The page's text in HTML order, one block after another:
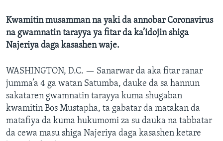
Kwamitin musamman na yaki da annobar Coronavirus
na gwamnatin tarayya ya fitar da ka’idojin shiga
Najeriya daga kasashen waje.
WASHINGTON, D.C. — Sanarwar da aka fitar ranar
jumma’a 4 ga watan Satumba, dauke da sa hannun
sakataren gwamnatin tarayya kuma shugaban
kwamitin Bos Mustapha, ta gabatar da matakan da
matafiya da kuma hukumomi za su dauka na tabbatar
da cewa masu shiga Najeriya daga kasashen ketare